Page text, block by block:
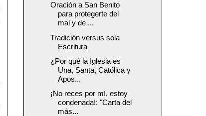
Oración a San Benito
para protegerte del
mal y de ...
Tradición versus sola
Escritura
¿Por qué la Iglesia es
Una, Santa, Católica y
Apos...
¡No reces por mí, estoy
condenada!: "Carta del
más...